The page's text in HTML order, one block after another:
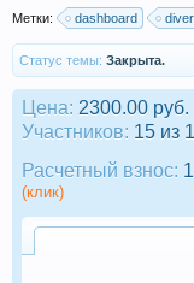
Метки: dashboard
Статус темы: Закрыта.
Цена: 2300.00 руб.
Участников: 15 из
Расчетный взнос:
(клик)